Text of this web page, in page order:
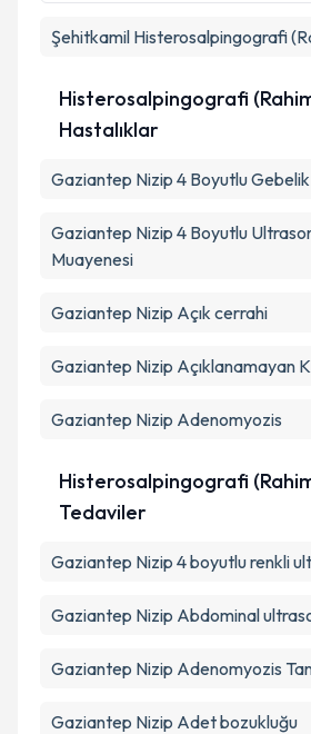
Şehitkamil Histerosalpingografi
Histerosalpingografi
Hastalıklar
Gaziantep Nizip 4 Boyutlu
Gaziantep Nizip 4 Boyutlu
Muayenesi
Gaziantep Nizip Açık cerrahi
Gaziantep Nizip Açıklanamayan
Gaziantep Nizip Adenomyozis
Histerosalpingografi
Tedaviler
Gaziantep Nizip 4 boyutlu renkli
Gaziantep Nizip Abdominal
Gaziantep Nizip Adenomyozis
Gaziantep Nizip Adet bozukluğu